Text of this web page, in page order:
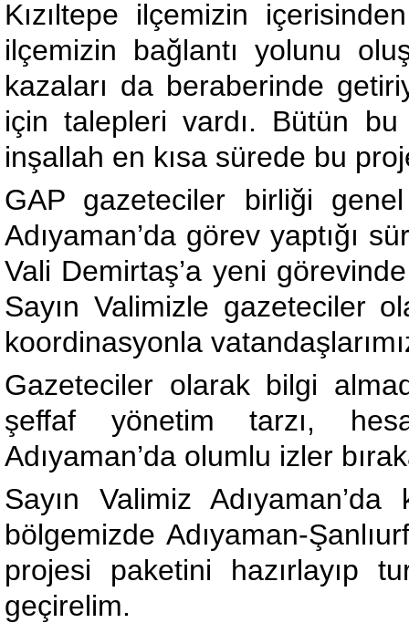
Kızıltepe ilçemizin
ilçemizin bağlantı yolunu
kazaları da beraberinde
için talepleri vardı. Bütün
inşallah en kısa sürede bu
GAP gazeteciler birliği
Adıyaman’da görev yaptığı
Vali Demirtaş’a yeni
Sayın Valimizle gazeteciler
koordinasyonla
Gazeteciler olarak bilgi
şeffaf yönetim tarzı,
Adıyaman’da olumlu izler
Sayın Valimiz
bölgemizde Adıyaman-
projesi paketini hazırlayıp
geçirelim.